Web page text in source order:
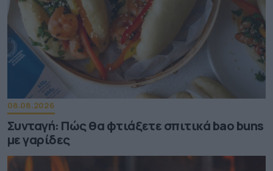
08.08.2026
Συνταγή: Πώς θα φτιάξετε σπιτικά bao buns
με γαρίδες